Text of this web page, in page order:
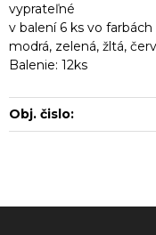
vyprateľné
v balení 6 ks vo farbách
modrá, zelená, žltá,
Balenie: 12ks
Obj. čislo: